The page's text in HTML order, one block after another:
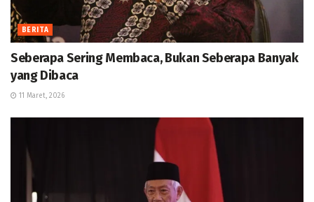
BERITA
Seberapa Sering Membaca, Bukan Seberapa Banyak
yang Dibaca
11 Maret, 2026